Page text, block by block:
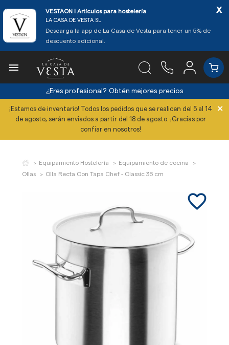
VESTAON l Artículos para hostelería
LA CASA DE VESTA SL.
Descarga la app de La Casa de Vesta para tener un 5% de
descuento adicional.
x

¿Eres profesional? Obtén mejores precios
¡Estamos de inventario! Todos los pedidos que se realicen del 5 al 14
de agosto, serán enviados a partir del 18 de agosto. ¡Gracias por
confiar en nosotros!
×
Equipamiento Hostelería
Equipamiento de cocina
Ollas
Olla Recta Con Tapa Chef - Classic 36 cm
favorite_border